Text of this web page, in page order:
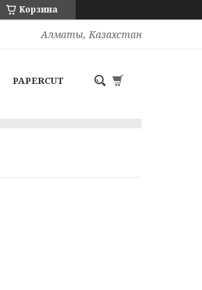
Корзина
Алматы, Казахстан
PAPERCUT